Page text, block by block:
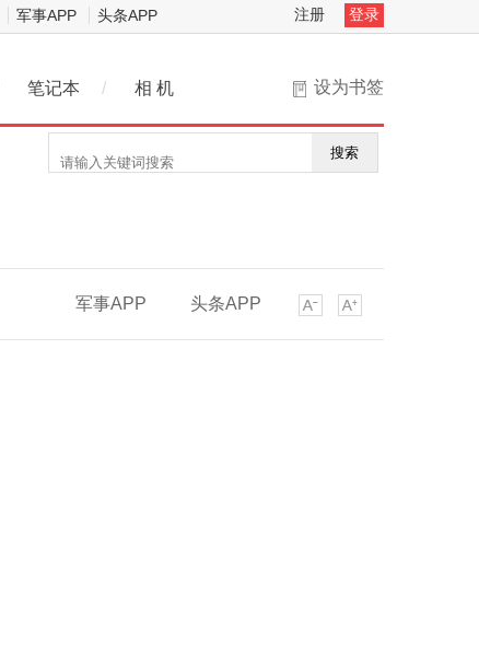
军事APP 头条APP 注册 登录
设为书签
笔记本 / 相 机
搜索
军事APP 头条APP